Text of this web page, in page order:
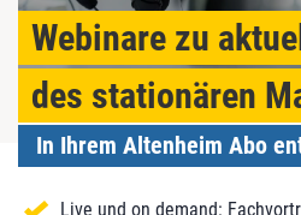
Webinare zu
des stationären
In Ihrem Altenheim Abo
Live und on demand: